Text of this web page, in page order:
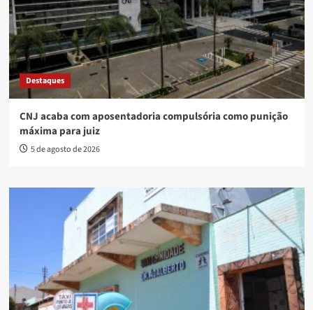
Destaques
CNJ acaba com aposentadoria compulsória como punição
máxima para juiz
5 de agosto de 2026